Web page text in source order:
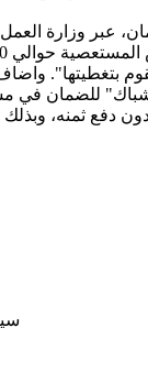
عبر وزارة
بتغطيتها".
للضمان في
دفع ثمنه، وبذلك لا يدفع المواطن/